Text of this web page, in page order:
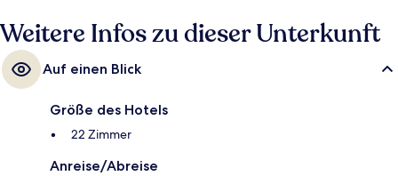
Station Re di Roma).
Weitere Infos zu dieser Unterkunft
Auf einen Blick
Größe des Hotels
22 Zimmer
Anreise/Abreise